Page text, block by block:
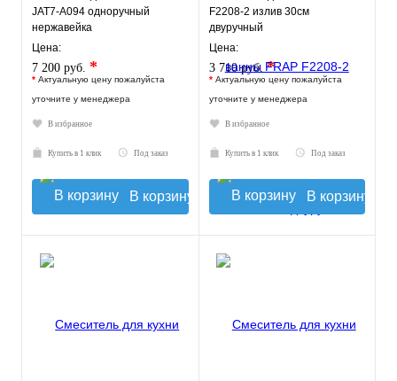
JAT7-A094 одноручный
нержавейка
Цена:
7 200 руб. *
* Актуальную цену пожалуйста
уточните у менеджера
В избранное
Купить в 1 клик Под заказ
В корзину
F2208-2 излив 30см
двуручный
Цена:
3 710 руб.*
* Актуальную цену пожалуйста
уточните у менеджера
В избранное
Купить в 1 клик Под заказ
В корзину